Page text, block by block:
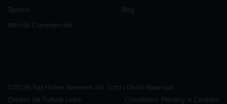
Terreni
Attività Commerciali
Blog
©2026 Ital Home Network Srl. Tutti i Diritti Riservati.
Creato da Future Labs
Condizioni, Privacy e Cookies